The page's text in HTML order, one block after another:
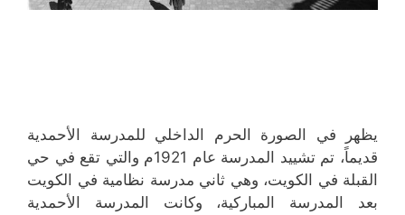
يظهر في الصورة الحرم الداخلي للمدرسة الأحمدية
قديماً، تم تشييد المدرسة عام 1921م والتي تقع في حي
القبلة في الكويت، وهي ثاني مدرسة نظامية في الكويت
بعد المدرسة المباركية، وكانت المدرسة الأحمدية